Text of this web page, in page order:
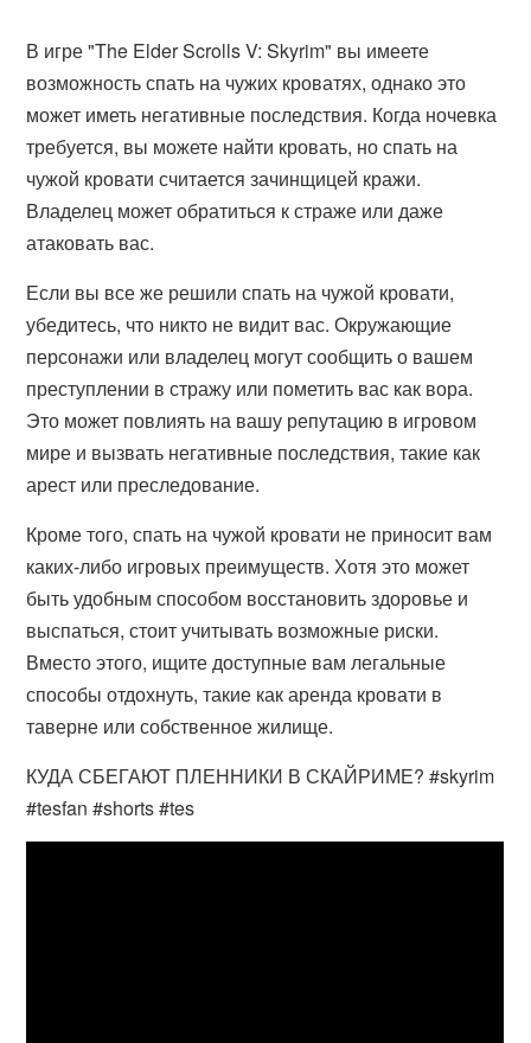
В игре "The Elder Scrolls V: Skyrim" вы имеете
возможность спать на чужих кроватях, однако это
может иметь негативные последствия. Когда ночевка
требуется, вы можете найти кровать, но спать на
чужой кровати считается зачинщицей кражи.
Владелец может обратиться к страже или даже
атаковать вас.
Если вы все же решили спать на чужой кровати,
убедитесь, что никто не видит вас. Окружающие
персонажи или владелец могут сообщить о вашем
преступлении в стражу или пометить вас как вора.
Это может повлиять на вашу репутацию в игровом
мире и вызвать негативные последствия, такие как
арест или преследование.
Кроме того, спать на чужой кровати не приносит вам
каких-либо игровых преимуществ. Хотя это может
быть удобным способом восстановить здоровье и
выспаться, стоит учитывать возможные риски.
Вместо этого, ищите доступные вам легальные
способы отдохнуть, такие как аренда кровати в
таверне или собственное жилище.
КУДА СБЕГАЮТ ПЛЕННИКИ В СКАЙРИМЕ? #skyrim
#tesfan #shorts #tes